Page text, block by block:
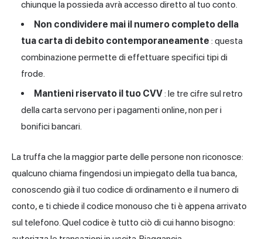
chiunque la possieda avrà accesso diretto al tuo conto.
Non condividere mai il numero completo della
tua carta di debito contemporaneamente : questa
combinazione permette di effettuare specifici tipi di
frode.
Mantieni riservato il tuo CVV: le tre cifre sul retro
della carta servono per i pagamenti online, non per i
bonifici bancari.
La truffa che la maggior parte delle persone non riconosce:
qualcuno chiama fingendosi un impiegato della tua banca,
conoscendo già il tuo codice di ordinamento e il numero di
conto, e ti chiede il codice monouso che ti è appena arrivato
sul telefono. Quel codice è tutto ciò di cui hanno bisogno: